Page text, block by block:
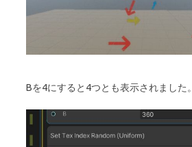
Bを4にすると4つとも表示されました。